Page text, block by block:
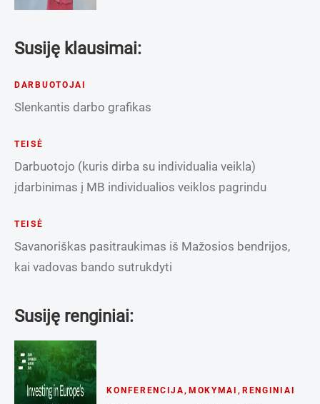
Susiję klausimai:
DARBUOTOJAI
Slenkantis darbo grafikas
TEISĖ
Darbuotojo (kuris dirba su individualia veikla)
įdarbinimas į MB individualios veiklos pagrindu
TEISĖ
Savanoriškas pasitraukimas iš Mažosios bendrijos,
kai vadovas bando sutrukdyti
Susiję renginiai:
KONFERENCIJA , MOKYMAI , RENGINIAI